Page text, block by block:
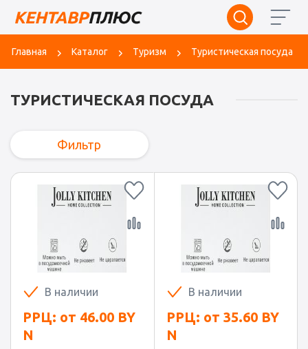
Главная Каталог Туризм Туристическая посуда
ТУРИСТИЧЕСКАЯ ПОСУДА
Фильтр
В наличии
РРЦ: от 46.00 BY
N
В наличии
РРЦ: от 35.60 BY
N